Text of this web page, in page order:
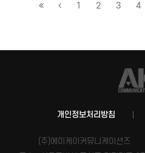
1 2 3 4
개인정보처리방침
(주)에이케이커뮤니케이션즈